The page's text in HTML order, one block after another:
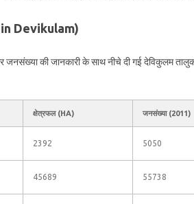
in Devikulam)
की जानकारी के साथ नीचे दी गई देविकुलम
क्षेत्रफल (HA) जनसंख्या (2011)
2392 5050
45689 55738